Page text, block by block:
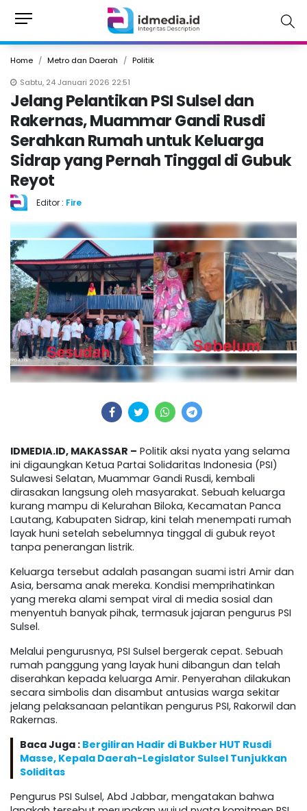
Home Metro dan Daerah
Politik
Sabtu, 24 Januari 2026 22:51
Jelang Pelantikan PSI Sulsel dan
Rakernas, Muammar Gandi Rusdi
Serahkan Rumah untuk Keluarga
Sidrap yang Pernah Tinggal di Gubuk
Reyot
Editor : Fire
IDMEDIA.ID, MAKASSAR – Politik aksi nyata yang selama
ini digaungkan Ketua Partai Solidaritas Indonesia (PSI)
Sulawesi Selatan, Muammar Gandi Rusdi, kembali
dirasakan langsung oleh masyarakat. Sebuah keluarga
kurang mampu di Kelurahan Biloka, Kecamatan Panca
Lautang, Kabupaten Sidrap, kini telah menempati rumah
layak huni setelah sebelumnya tinggal di gubuk reyot
tanpa penerangan listrik.
Keluarga tersebut adalah pasangan suami istri Amir dan
Asia, bersama anak mereka. Kondisi memprihatinkan
yang mereka alami sempat viral di media sosial dan
menyentuh banyak pihak, termasuk jajaran pengurus PSI
Sulsel.
Melalui pengurusnya, PSI Sulsel bergerak cepat. Sebuah
rumah panggung yang layak huni dibangun dan telah
diserahkan kepada keluarga Amir. Penyerahan dilakukan
secara simbolis dan disambut antusias warga sekitar
jelang pelaksanaan pelantikan pengurus PSI, Rakorwil dan
Rakernas.
Baca Juga : Bergiliran Hadir di Bukber HUT Rusdi
Masse, Kepala Daerah-Legislator Sulsel Tunjukkan
Soliditas
Pengurus PSI Sulsel, Abd Jabbar, mengatakan bahwa